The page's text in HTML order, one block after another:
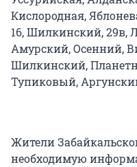
Кислородная,
16, Шилкинский, 29в,
Амурский, Осенний,
Шилкинский,
Тупиковый,
Жители
необходимую